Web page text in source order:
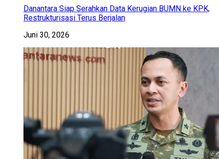
Danantara Siap Serahkan Data Kerugian BUMN ke KPK,
Restrukturisasi Terus Berjalan
Juni 30, 2026